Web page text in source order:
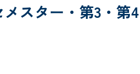
スター・第3・第